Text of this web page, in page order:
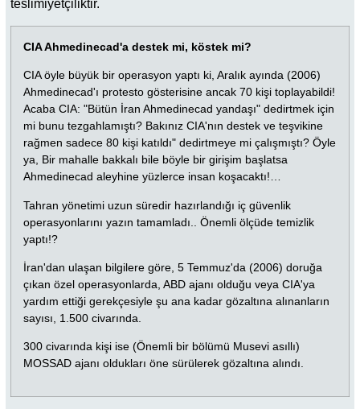
teslimiyetçiliktir.
CIA Ahmedinecad'a destek mi, köstek mi?
CIA öyle büyük bir operasyon yaptı ki, Aralık ayında (2006)
Ahmedinecad'ı protesto gösterisine ancak 70 kişi toplayabildi!
Acaba CIA: "Bütün İran Ahmedinecad yandaşı" dedirtmek için
mi bunu tezgahlamıştı? Bakınız CIA'nın destek ve teşvikine
rağmen sadece 80 kişi katıldı" dedirtmeye mi çalışmıştı? Öyle
ya, Bir mahalle bakkalı bile böyle bir girişim başlatsa
Ahmedinecad aleyhine yüzlerce insan koşacaktı!…
Tahran yönetimi uzun süredir hazırlandığı iç güvenlik
operasyonlarını yazın tamamladı.. Önemli ölçüde temizlik
yaptı!?
İran'dan ulaşan bilgilere göre, 5 Temmuz'da (2006) doruğa
çıkan özel operasyonlarda, ABD ajanı olduğu veya CIA'ya
yardım ettiği gerekçesiyle şu ana kadar gözaltına alınanların
sayısı, 1.500 civarında.
300 civarında kişi ise (Önemli bir bölümü Musevi asıllı)
MOSSAD ajanı oldukları öne sürülerek gözaltına alındı.